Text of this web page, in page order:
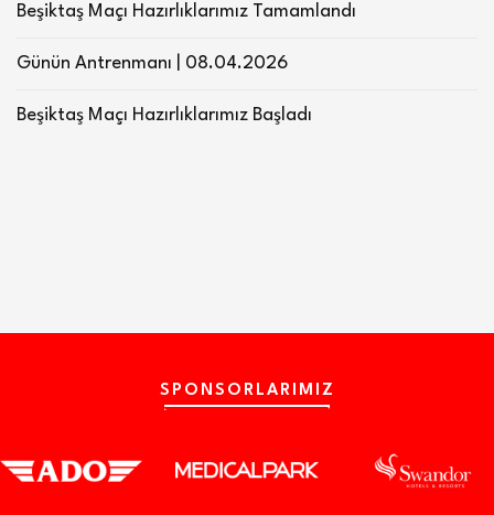
Beşiktaş Maçı Hazırlıklarımız Tamamlandı
Günün Antrenmanı | 08.04.2026
Beşiktaş Maçı Hazırlıklarımız Başladı
SPONSORLARIMIZ